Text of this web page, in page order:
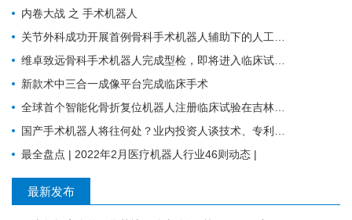
内卷大战 之 手术机器人
关节外科成功开展首例骨科手术机器人辅助下的人工膝关节表面置换术
维卓致远骨科手术机器人完成型检，即将进入临床试验阶段
新款术中三合一成像平台完成临床手术
全球首个智能化骨折复位机器人注册临床试验在吉林大学第一医院成功启动
国产手术机器人将往何处？业内投资人谈技术、专利、临床价值与商业化趋势
最全盘点 | 2022年2月医疗机器人行业46则动态 |
最新发布